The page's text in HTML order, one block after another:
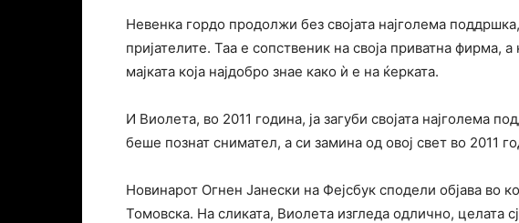
Невенка гордо продолжи без својата најголема
пријателите. Таа е сопственик на своја приватна фирма,
мајката која најдобро знае како ѝ е на ќерката.
И Виолета, во 2011 година, ја загуби својата најголема
беше познат снимател, а си замина од овој свет во 2011
Новинарот Огнен Јанески на Фејсбук сподели објава во
Томовска. На сликата, Виолета изгледа одлично, целата